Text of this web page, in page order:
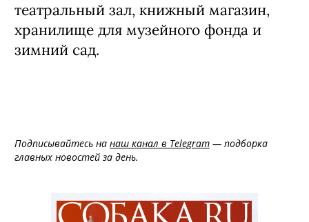
театральный зал, книжный магазин,
хранилище для музейного фонда и
зимний сад.
Подписывайтесь на наш канал в Telegram — подборка
главных новостей за день.